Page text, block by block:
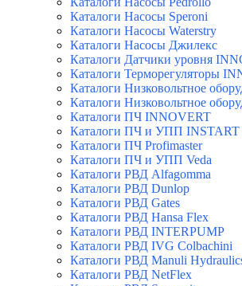
Каталоги Насосы Speroni
Каталоги Насосы Waterstry
Каталоги Насосы Джилекс
Каталоги Датчики уровня
Каталоги Терморегуляторы
Каталоги Низковольтное
Каталоги Низковольтное
Каталоги ПЧ INNOVERT
Каталоги ПЧ и УПП INSTART
Каталоги ПЧ Profimaster
Каталоги ПЧ и УПП Veda
Каталоги РВД Alfagomma
Каталоги РВД Dunlop
Каталоги РВД Gates
Каталоги РВД Hansa Flex
Каталоги РВД INTERPUMP
Каталоги РВД IVG Colbachini
Каталоги РВД Manuli
Каталоги РВД NetFlex